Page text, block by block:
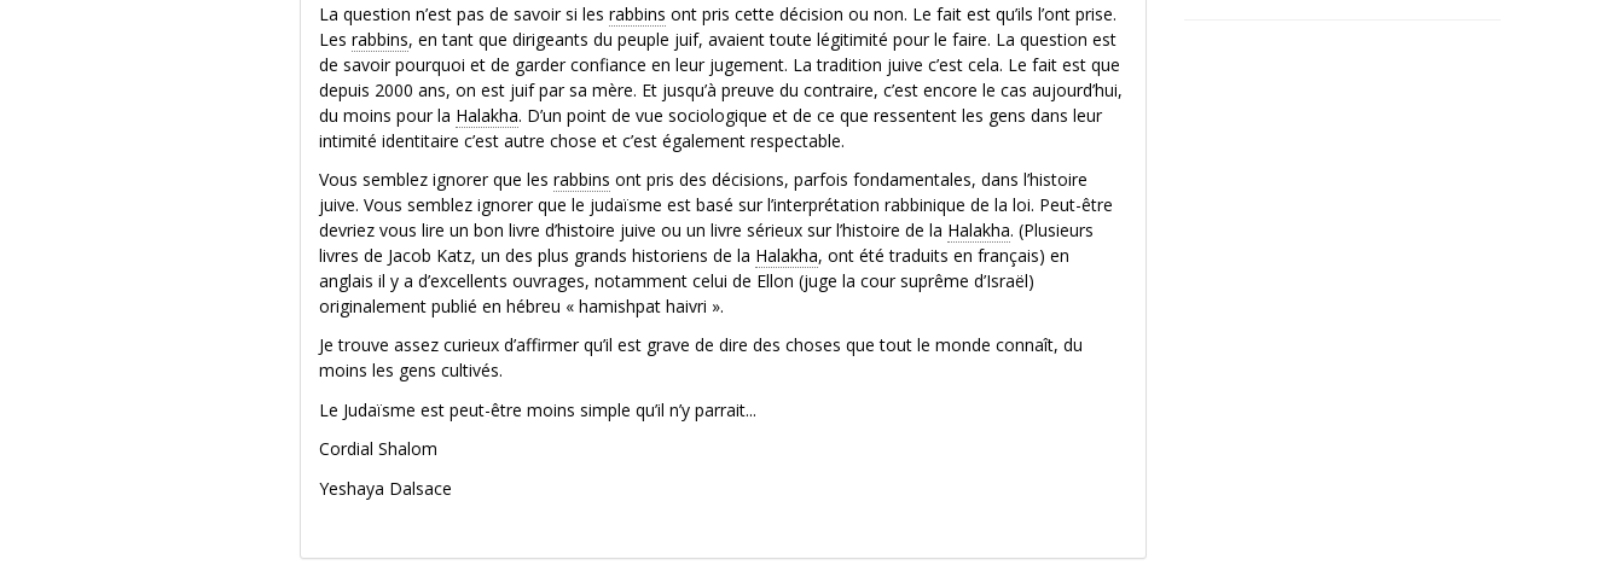
La question n’est pas de savoir si lesrabbins ont pris cette décision ou non. Le fait est qu’ils l’ont prise.
Lesrabbins, en tant que dirigeants du peuple juif, avaient toute légitimité pour le faire. La question est
de savoir pourquoi et de garder confiance en leur jugement. La tradition juive c’est cela. Le fait est que
depuis 2000 ans, on est juif par sa mère. Et jusqu’à preuve du contraire, c’est encore le cas aujourd’hui,
du moins pour la Halakha. D’un point de vue sociologique et de ce que ressentent les gens dans leur
intimité identitaire c’est autre chose et c’est également respectable.
Vous semblez ignorer que lesrabbins ont pris des décisions, parfois fondamentales, dans l’histoire
juive. Vous semblez ignorer que le judaïsme est basé sur l’interprétation rabbinique de la loi. Peut-être
devriez vous lire un bon livre d’histoire juive ou un livre sérieux sur l’histoire de la Halakha. (Plusieurs
livres de Jacob Katz, un des plus grands historiens de la Halakha, ont été traduits en français) en
anglais il y a d’excellents ouvrages, notamment celui de Ellon (juge la cour suprême d’Israël)
originalement publié en hébreu « hamishpat haivri ».
Je trouve assez curieux d’affirmer qu’il est grave de dire des choses que tout le monde connaît, du
moins les gens cultivés.
Le Judaïsme est peut-être moins simple qu’il n’y parrait...
Cordial Shalom
Yeshaya Dalsace